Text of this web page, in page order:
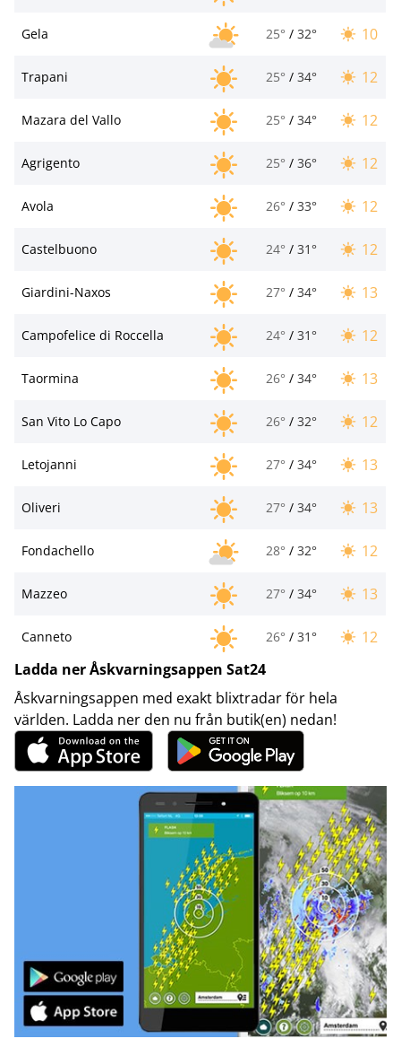
Gela 25° / 32° 10
Trapani 25° / 34° 12
Mazara del Vallo 25° / 34° 12
Agrigento 25° / 36° 12
Avola 26° / 33° 12
Castelbuono 24° / 31° 12
Giardini-Naxos 27° / 34° 13
Campofelice di Roccella 24° / 31° 12
Taormina 26° / 34° 13
San Vito Lo Capo 26° / 32° 12
Letojanni 27° / 34° 13
Oliveri 27° / 34° 13
Fondachello 28° / 32° 12
Mazzeo 27° / 34° 13
Canneto 26° / 31°
12
Ladda ner Åskvarningsappen Sat24
Åskvarningsappen med exakt blixtradar för hela
världen. Ladda ner den nu från butik(en) nedan!